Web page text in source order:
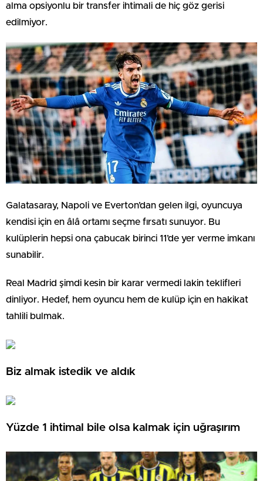
alma opsiyonlu bir transfer ihtimali de hiç göz gerisi
edilmiyor.
Galatasaray, Napoli ve Everton’dan gelen ilgi, oyuncuya
kendisi için en âlâ ortamı seçme fırsatı sunuyor. Bu
kulüplerin hepsi ona çabucak birinci 11’de yer verme imkanı
sunabilir.
Real Madrid şimdi kesin bir karar vermedi lakin teklifleri
dinliyor. Hedef, hem oyuncu hem de kulüp için en hakikat
tahlili bulmak.
Biz almak istedik ve aldık
Yüzde 1 ihtimal bile olsa kalmak için uğraşırım